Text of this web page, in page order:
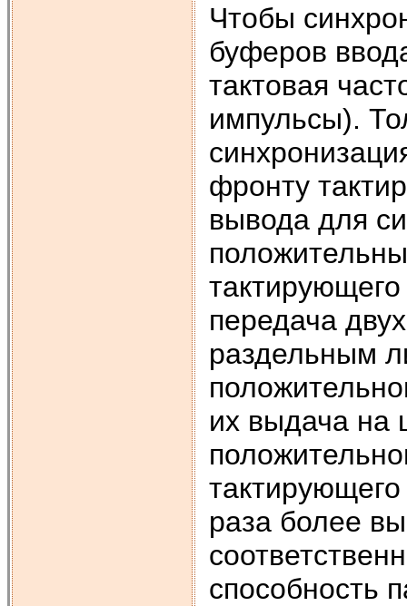
Чтобы
буферов
тактовая
импульсы).
фронту
вывода для
передача
раздельным
их выдача на
раза более
способность